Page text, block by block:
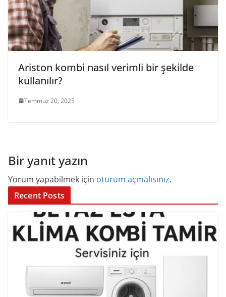
Ariston kombi nasıl verimli bir şekilde
kullanılır?
Temmuz 20, 2025
Bir yanıt yazın
Yorum yapabilmek için oturum açmalısınız.
Recent Posts